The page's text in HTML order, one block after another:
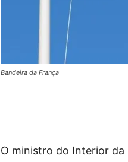
Bandeira da França
O ministro do Interior da